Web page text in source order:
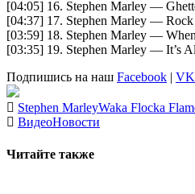
[04:05] 16. Stephen Marley —
[04:37] 17. Stephen Marley —
[03:59] 18. Stephen Marley —
[03:35] 19. Stephen Marley — It’s
Подпишись на наш Facebook | VK
Stephen MarleyWaka Flocka
ВидеоНовости
Читайте также